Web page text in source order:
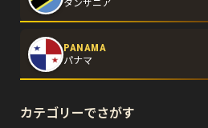
タンザニア
PANAMA
パナマ
カテゴリーでさがす